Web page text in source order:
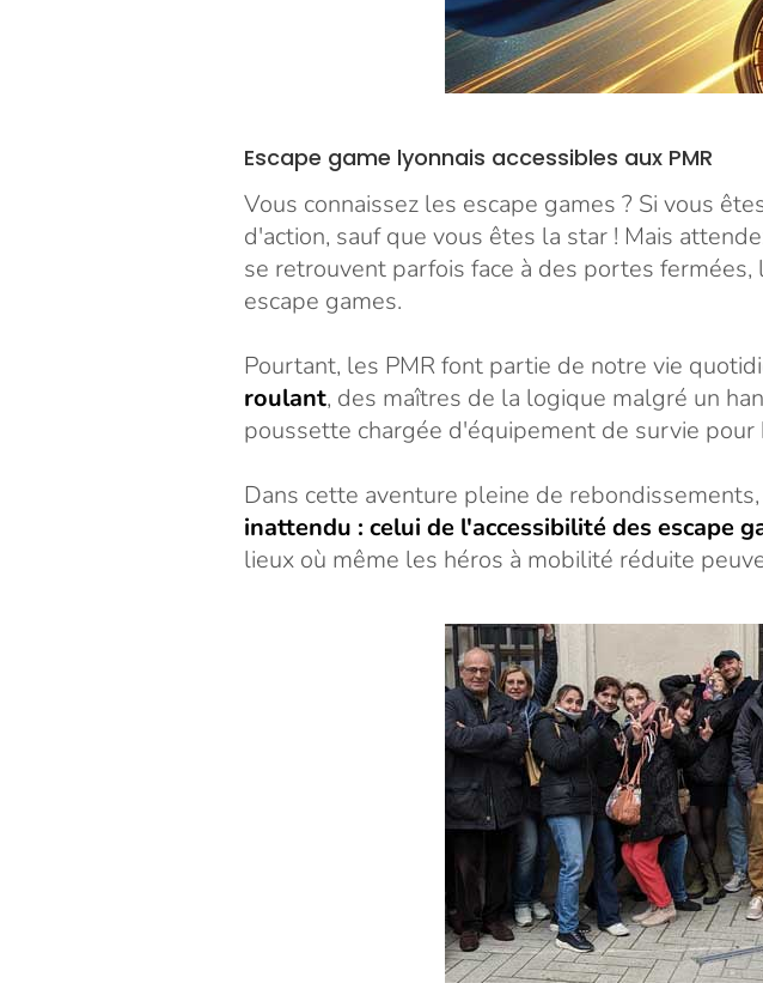
Escape game lyonnais accessibles aux PMR
Vous connaissez les escape games ? Si vous
d'action, sauf que vous êtes la star ! Mais
se retrouvent parfois face à des portes
escape games.
Pourtant, les PMR font partie de notre vie
roulant, des maîtres de la logique malgré un
poussette chargée d'équipement de survie pour
Dans cette aventure pleine de rebondissements,
inattendu : celui de l'accessibilité des escape
lieux où même les héros à mobilité réduite